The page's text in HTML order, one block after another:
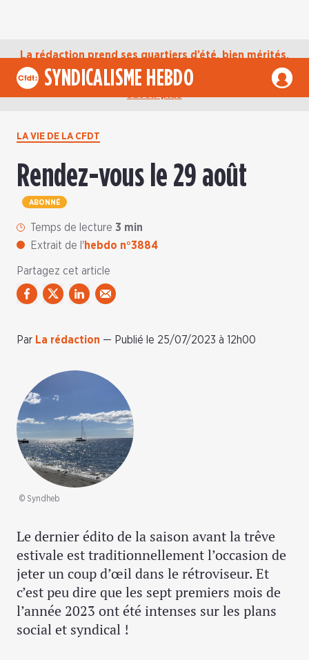
La rédaction prend ses quartiers d’été, bien mérités,
jusqu’au mardi 1er septembre. D’ici là, retrouvez
l’actualité de la CFDT sur notre compte Bluesky. En
SYNDICALISME HEBDO
LA VIE DE LA CFDT
Rendez-vous le 29 août
ABONNÉ
Temps de lecture 3 min
Extrait de l'hebdo n°3884
Partagez cet article
Par La rédaction — Publié le 25/07/2023 à 12h00
© Syndheb
Le dernier édito de la saison avant la trêve
estivale est traditionnellement l’occasion de
jeter un coup d’œil dans le rétroviseur. Et
c’est peu dire que les sept premiers mois de
l’année 2023 ont été intenses sur les plans
social et syndical !